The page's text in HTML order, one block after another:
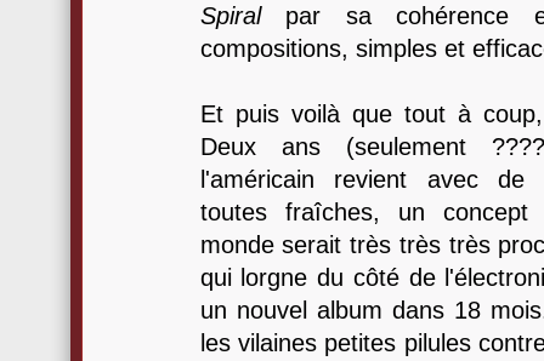
Spiralpar sa cohérence
compositions, simples et
Et puis voilà que tout à
Deux ans (seulement
l'américain revient avec de
toutes fraîches, un
monde serait très très très
qui lorgne du côté de
un nouvel album dans 18
les vilaines petites pilules